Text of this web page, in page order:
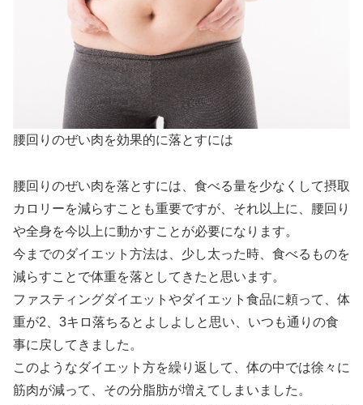
腰回りのぜい肉を効果的に落とすには
腰回りのぜい肉を落とすには、食べる量を少なくして摂取
カロリーを減らすことも重要ですが、それ以上に、腰回り
や全身を今以上に動かすことが必要になります。
今までのダイエット方法は、少し太った時、食べるものを
減らすことで体重を落としてきたと思います。
ファスティングダイエットやダイエット食品に頼って、体
重が2、3キロ落ちるとよしよしと思い、いつも通りの食
事に戻してきました。
このようなダイエット方を繰り返して、体の中では徐々に
筋肉が減って、その分脂肪が増えてしまいました。